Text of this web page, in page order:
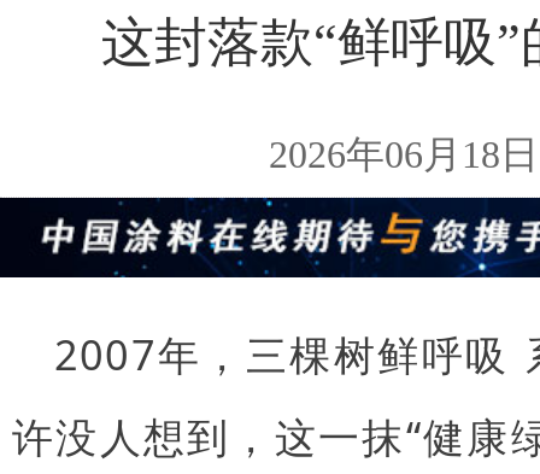
这封落款“鲜呼吸
2026年06月
2007年，三棵树鲜呼吸
许没人想到，这一抹“健康